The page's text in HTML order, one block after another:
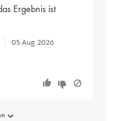
Ergebnis ist
05 Aug. 2026